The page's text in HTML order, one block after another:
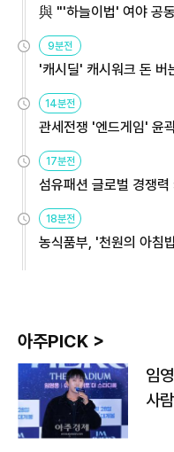
與 "'하늘이법' 여야 공
9분전
'캐시딜' 캐시워크 돈 버
14분전
관세전쟁 '엔드게임' 윤
17분전
섬유패션 글로벌 경쟁
18분전
농식품부, '천원의 아침
아주PICK >
임
사